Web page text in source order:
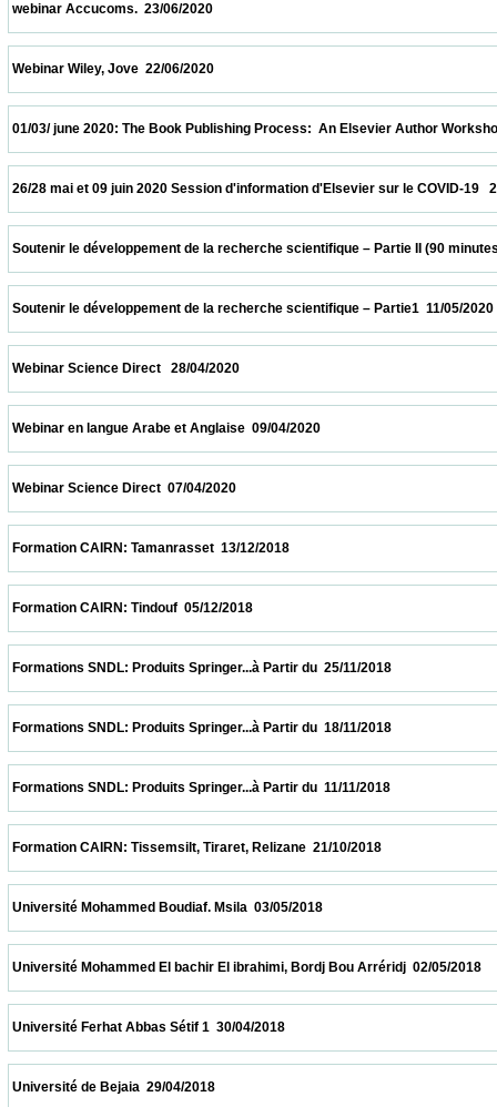
webinar Accucoms.  23/06/2020
Webinar Wiley, Jove  22/06/2020
01/03/ june 2020: The Book Publishing Process:  An Elsevier
26/28 mai et 09 juin 2020 Session d'information d'Elsevier sur le
Soutenir le développement de la recherche scientifique – Partie II
Soutenir le développement de la recherche scientifique –
Webinar Science Direct   28/04/2020
Webinar en langue Arabe et Anglaise  09/04/2020
Webinar Science Direct  07/04/2020
Formation CAIRN: Tamanrasset  13/12/2018
Formation CAIRN: Tindouf  05/12/2018
Formations SNDL: Produits Springer...à Partir du  25/11/2018
Formations SNDL: Produits Springer...à Partir du  18/11/2018
Formations SNDL: Produits Springer...à Partir du  11/11/2018
Formation CAIRN: Tissemsilt, Tiraret, Relizane  21/10/2018
Université Mohammed Boudiaf. Msila  03/05/2018
Université Mohammed El bachir El ibrahimi, Bordj Bou Arréridj
Université Ferhat Abbas Sétif 1  30/04/2018
Université de Bejaia  29/04/2018